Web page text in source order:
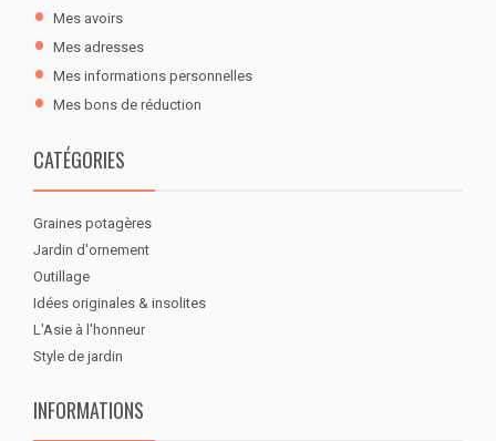
Mes avoirs
Mes adresses
Mes informations personnelles
Mes bons de réduction
CATÉGORIES
Graines potagères
Jardin d'ornement
Outillage
Idées originales & insolites
L'Asie à l'honneur
Style de jardin
INFORMATIONS